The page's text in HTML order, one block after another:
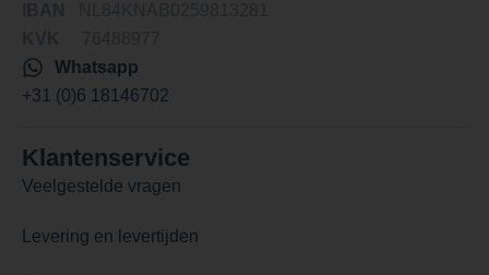
Whatsapp
+31 (0)6 18146702
Klantenservice
Veelgestelde vragen
Levering en levertijden